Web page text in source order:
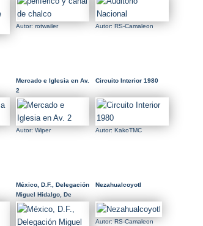
Autor: rotwailer Autor: RS-Camaleon
Mercado e Iglesia en Av.
2
Autor: Wiper
Circuito Interior 1980
Autor: KakoTMC
México, D.F., Delegación
Miguel Hidalgo, De
paseo por el Zoológico
de Chapultepec.
Nezahualcoyotl
Autor: RS-Camaleon